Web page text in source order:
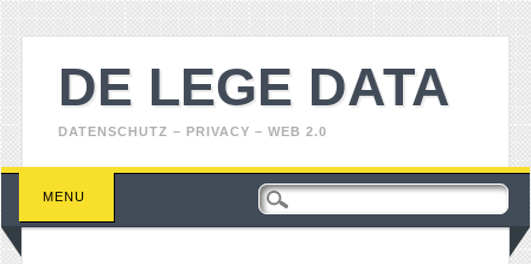
DE LEGE DATA
DATENSCHUTZ – PRIVACY – WEB 2.0
Main menu
Skip
content
MENU